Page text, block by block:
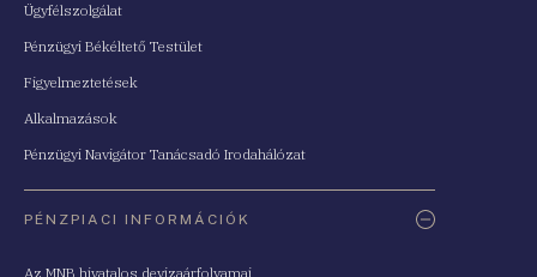
Ügyfélszolgálat
Pénzügyi Békéltető Testület
Figyelmeztetések
Alkalmazások
Pénzügyi Navigátor Tanácsadó Irodahálózat
PÉNZPIACI INFORMÁCIÓK
Az MNB hivatalos devizaárfolyamai